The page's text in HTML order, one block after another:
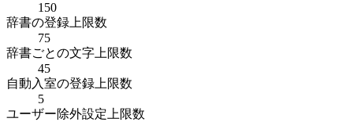
150
辞書の登録上限数
75
辞書ごとの文字上限数
45
自動入室の登録上限数
5
ユーザー除外設定上限数